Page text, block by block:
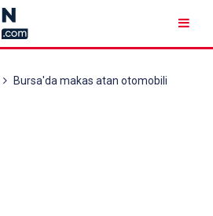
Bursa'da makas atan otomobili